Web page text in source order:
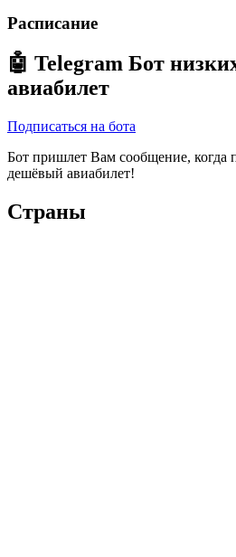
Расписание
🤖 Telegram Бот
авиабилет
Подписаться на бота
Бот пришлет Вам сообщение, когда
дешёвый авиабилет!
Страны